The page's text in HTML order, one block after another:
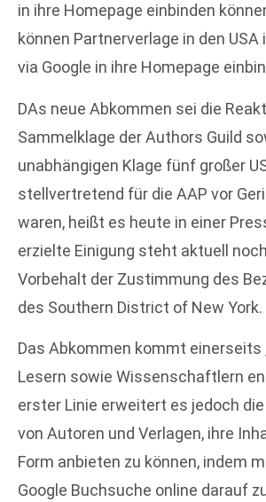
in ihre Homepage einbinden
können Partnerverlage in den USA
via Google in ihre Homepage
DAs neue Abkommen sei die
Sammelklage der Authors Guild
unabhängigen Klage fünf großer
stellvertretend für die AAP vor
waren, heißt es heute in einer
erzielte Einigung steht aktuell
Vorbehalt der Zustimmung des
des Southern District of New York.
Das Abkommen kommt einerseits
Lesern sowie Wissenschaftlern
erster Linie erweitert es jedoch
von Autoren und Verlagen, ihre
Form anbieten zu können, indem
Google Buchsuche online darauf